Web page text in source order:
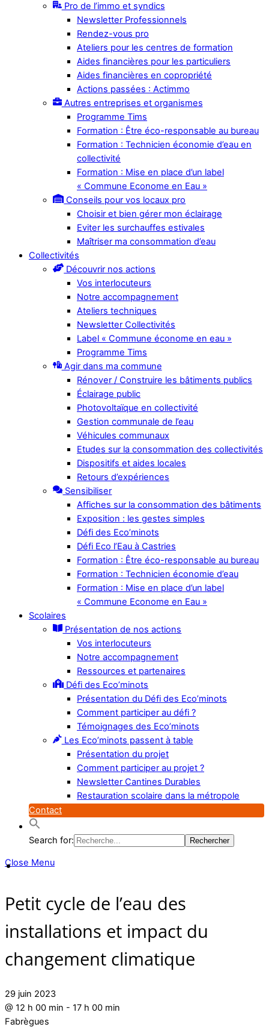
Pro de l’immo et syndics
Newsletter Professionnels
Rendez-vous pro
Ateliers pour les centres de formation
Aides financières pour les particuliers
Aides financières en copropriété
Actions passées : Actimmo
Autres entreprises et organismes
Programme Tims
Formation : Être éco-responsable au bureau
Formation : Technicien économie d’eau en
collectivité
Formation : Mise en place d’un label
« Commune Econome en Eau »
Conseils pour vos locaux pro
Choisir et bien gérer mon éclairage
Eviter les surchauffes estivales
Maîtriser ma consommation d’eau
Collectivités
Découvrir nos actions
Vos interlocuteurs
Notre accompagnement
Ateliers techniques
Newsletter Collectivités
Label « Commune économe en eau »
Programme Tims
Agir dans ma commune
Rénover / Construire les bâtiments publics
Éclairage public
Photovoltaïque en collectivité
Gestion communale de l’eau
Véhicules communaux
Etudes sur la consommation des collectivités
Dispositifs et aides locales
Retours d’expériences
Sensibiliser
Affiches sur la consommation des bâtiments
Exposition : les gestes simples
Défi des Eco’minots
Défi Eco l’Eau à Castries
Formation : Être éco-responsable au bureau
Formation : Technicien économie d’eau
Formation : Mise en place d’un label
« Commune Econome en Eau »
Scolaires
Présentation de nos actions
Vos interlocuteurs
Notre accompagnement
Ressources et partenaires
Défi des Eco’minots
Présentation du Défi des Eco’minots
Comment participer au défi ?
Témoignages des Eco’minots
Les Eco’minots passent à table
Présentation du projet
Comment participer au projet ?
Newsletter Cantines Durables
Restauration scolaire dans la métropole
Contact
Search for:
Close Menu
Petit cycle de l’eau des
installations et impact du
changement climatique
29 juin 2023
@ 12 h 00 min - 17 h 00 min
Fabrègues